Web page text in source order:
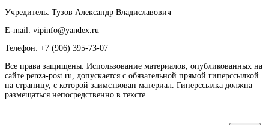
Учредитель: Тузов Александр Владиславович
E-mail: vipinfo@yandex.ru
Телефон: +7 (906) 395-73-07
Все права защищены. Использование материалов, опубликованных на
сайте penza-post.ru, допускается с обязательной прямой гиперссылкой
на страницу, с которой заимствован материал. Гиперссылка должна
размещаться непосредственно в тексте.